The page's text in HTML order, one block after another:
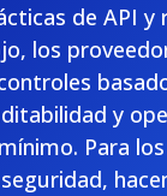
de API y
los
y
Para